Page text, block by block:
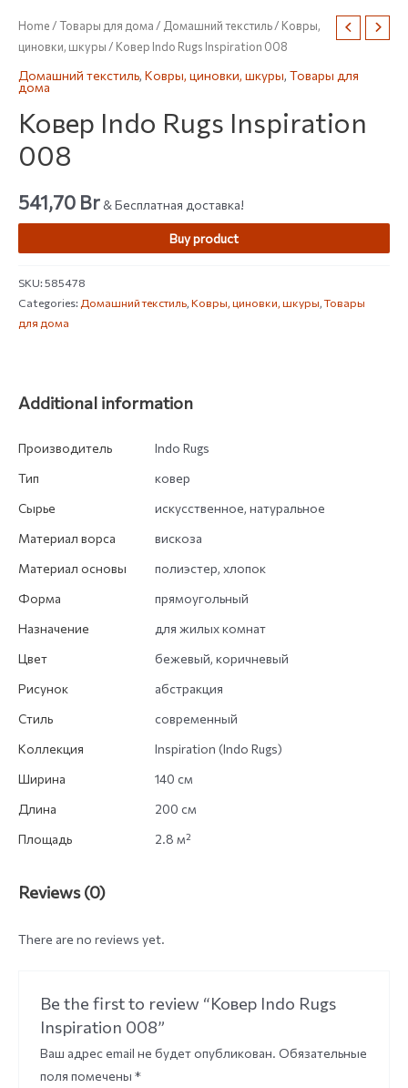
Home/Товары для дома/ Домашний текстиль/ Ковры,
циновки, шкуры/ Ковер Indo Rugs Inspiration 008
Домашний текстиль, Ковры, циновки, шкуры, Товары для
дома
Ковер Indo Rugs Inspiration
008
541,70 Br& Бесплатная доставка!
Buy product
SKU:585478
Categories: Домашний текстиль,Ковры, циновки, шкуры,Товары
для дома
Additional information
Производитель
Indo Rugs
Тип
ковер
Сырье
искусственное, натуральное
Материал ворса
вискоза
Материал основы
полиэстер, хлопок
Форма
прямоугольный
Назначение
для жилых комнат
Цвет
бежевый, коричневый
Рисунок
абстракция
Стиль
современный
Коллекция
Inspiration (Indo Rugs)
Ширина
140 см
Длина
200 см
Площадь
2.8 м²
Reviews (0)
There are no reviews yet.
Be the first to review “Ковер Indo Rugs
Inspiration 008”
Ваш адрес email не будет опубликован. Обязательные
поля помечены *